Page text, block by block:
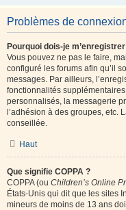
Problèmes de
Pourquoi dois-je
Vous pouvez ne pas le faire,
configuré les forums afin qu’il
messages. Par ailleurs,
fonctionnalités
personnalisés, la messagerie
l’adhésion à des groupes, etc.
conseillée.
Haut
Que signifie COPPA ?
COPPA (ou Children’s Online
États-Unis qui dit que les sites
mineurs de moins de 13 ans